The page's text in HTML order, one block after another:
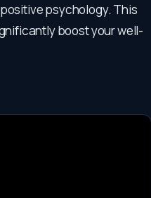
psychology. This
boost your well-